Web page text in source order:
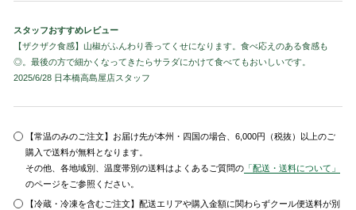
スタッフおすすめレビュー
【ザクザク食感】山椒がふんわり香ってくせになります。食べ応えのある食感も
◎。最後の方で細かくなってきたらサラダにかけて食べてもおいしいです。
2025/6/28 日本橋高島屋店スタッフ
【常温のみのご注文】お届け先が本州・四国の場合、6,000円（税抜）以上のご
購入で送料が無料となります。
その他、各地域別、温度帯別の送料はよくあるご質問の 「配送・送料について」
のページをご参照ください。
【冷蔵・冷凍を含むご注文】配送エリアや購入金額に関わらずクール便送料が別